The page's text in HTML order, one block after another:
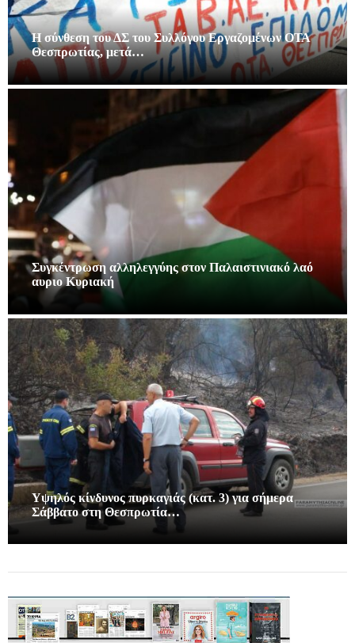
Η σύνθεση του ΔΣ του Συλλόγου Εργαζομένων ΟΤΑ
Θεσπρωτίας, μετά…
Συγκέντρωση αλληλεγγύης στον Παλαιστινιακό λαό
αυριο Κυριακή
Υψηλός κίνδυνος πυρκαγιάς (κατ. 3) για σήμερα
Σάββατο στη Θεσπρωτία…